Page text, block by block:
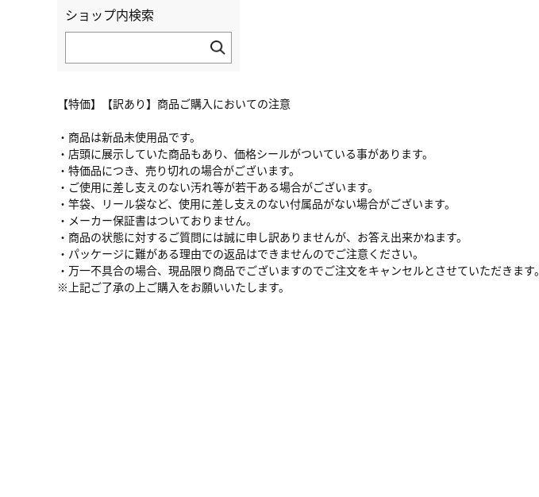
【特価】【訳あり】商品ご購入においての注意
・商品は新品未使用品です。
・店頭に展示していた商品もあり、価格シールがついている事があります。
・特価品につき、売り切れの場合がございます。
・ご使用に差し支えのない汚れ等が若干ある場合がございます。
・竿袋、リール袋など、使用に差し支えのない付属品がない場合がございます。
・メーカー保証書はついておりません。
・商品の状態に対するご質問には誠に申し訳ありませんが、お答え出来かねます。
・パッケージに難がある理由での返品はできませんのでご注意ください。
・万一不具合の場合、現品限り商品でございますのでご注文をキャンセルとさせていただきます。
※上記ご了承の上ご購入をお願いいたします。
ショップ内検索